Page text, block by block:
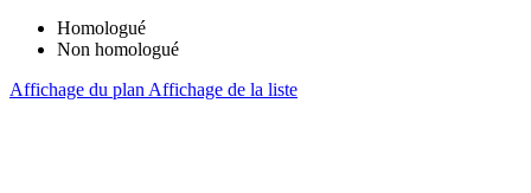
Homologué
Non homologué
Affichage du planAffichage de la liste